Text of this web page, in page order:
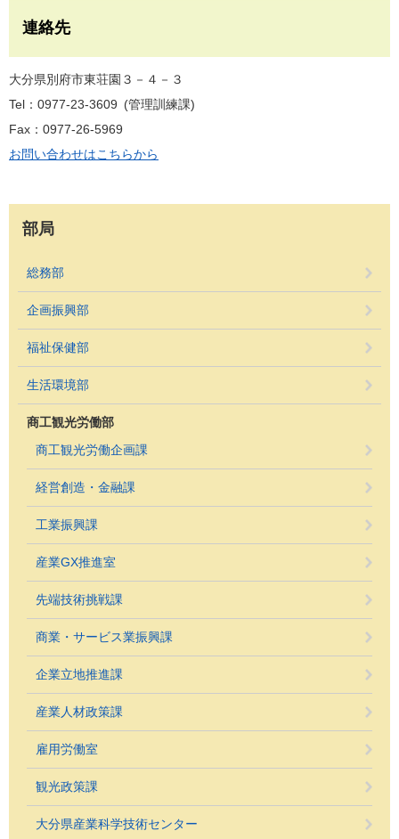
連絡先
大分県別府市東荘園３－４－３
Tel：0977-23-3609
管理訓練課
Fax：0977-26-5969
お問い合わせはこちらから
部局
総務部
企画振興部
福祉保健部
生活環境部
商工観光労働部
商工観光労働企画課
経営創造・金融課
工業振興課
産業GX推進室
先端技術挑戦課
商業・サービス業振興課
企業立地推進課
産業人材政策課
雇用労働室
観光政策課
大分県産業科学技術センター